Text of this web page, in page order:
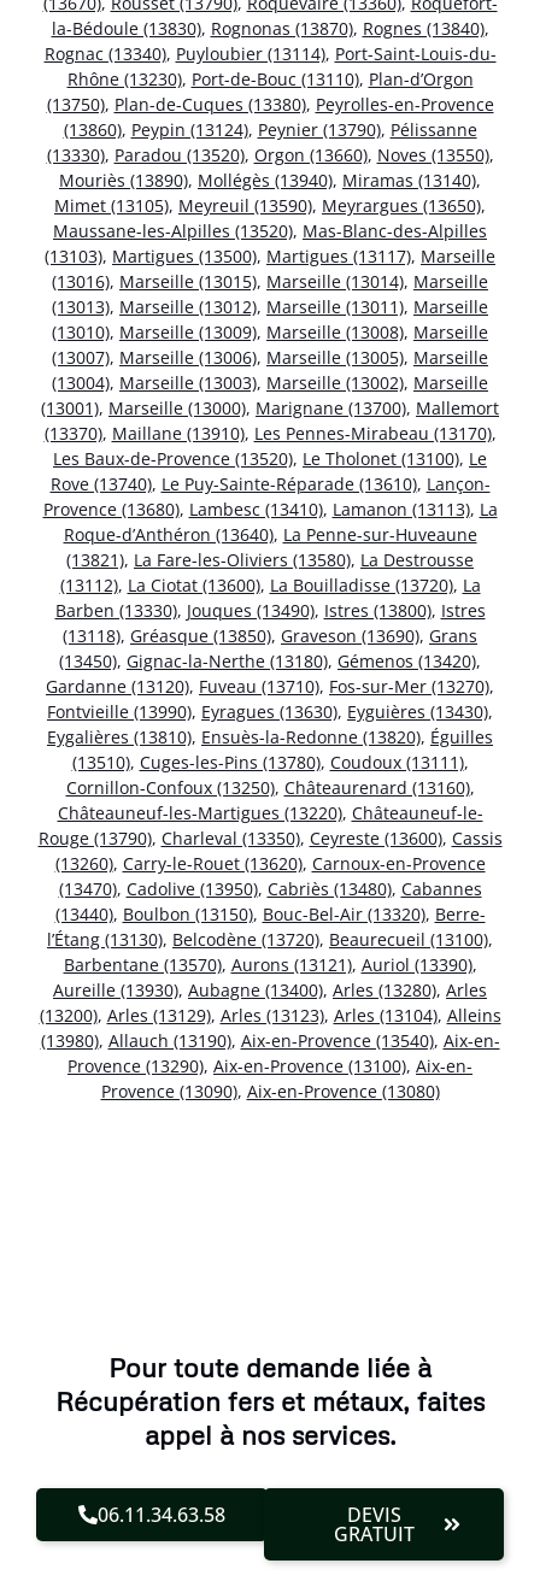
la-Bédoule (13830), Rognonas (13870), Rognes (13840),
Rognac (13340), Puyloubier (13114), Port-Saint-Louis-du-
Rhône (13230), Port-de-Bouc (13110), Plan-d’Orgon
(13750), Plan-de-Cuques (13380), Peyrolles-en-Provence
(13860), Peypin (13124), Peynier (13790), Pélissanne
(13330), Paradou (13520), Orgon (13660), Noves (13550),
Mouriès (13890), Mollégès (13940), Miramas (13140),
Mimet (13105), Meyreuil (13590), Meyrargues (13650),
Maussane-les-Alpilles (13520), Mas-Blanc-des-Alpilles
(13103), Martigues (13500), Martigues (13117), Marseille
(13016), Marseille (13015), Marseille (13014), Marseille
(13013), Marseille (13012), Marseille (13011), Marseille
(13010), Marseille (13009), Marseille (13008), Marseille
(13007), Marseille (13006), Marseille (13005), Marseille
(13004), Marseille (13003), Marseille (13002), Marseille
(13001), Marseille (13000), Marignane (13700), Mallemort
(13370), Maillane (13910), Les Pennes-Mirabeau (13170),
Les Baux-de-Provence (13520), Le Tholonet (13100), Le
Rove (13740), Le Puy-Sainte-Réparade (13610), Lançon-
Provence (13680), Lambesc (13410), Lamanon (13113), La
Roque-d’Anthéron (13640), La Penne-sur-Huveaune
(13821), La Fare-les-Oliviers (13580), La Destrousse
(13112), La Ciotat (13600), La Bouilladisse (13720), La
Barben (13330), Jouques (13490), Istres (13800), Istres
(13118), Gréasque (13850), Graveson (13690), Grans
(13450), Gignac-la-Nerthe (13180), Gémenos (13420),
Gardanne (13120), Fuveau (13710), Fos-sur-Mer (13270),
Fontvieille (13990), Eyragues (13630), Eyguières (13430),
Eygalières (13810), Ensuès-la-Redonne (13820), Éguilles
(13510), Cuges-les-Pins (13780), Coudoux (13111),
Cornillon-Confoux (13250), Châteaurenard (13160),
Châteauneuf-les-Martigues (13220), Châteauneuf-le-
Rouge (13790), Charleval (13350), Ceyreste (13600), Cassis
(13260), Carry-le-Rouet (13620), Carnoux-en-Provence
(13470), Cadolive (13950), Cabriès (13480), Cabannes
(13440), Boulbon (13150), Bouc-Bel-Air (13320), Berre-
l’Étang (13130), Belcodène (13720), Beaurecueil (13100),
Barbentane (13570), Aurons (13121), Auriol (13390),
Aureille (13930), Aubagne (13400), Arles (13280), Arles
(13200), Arles (13129), Arles (13123), Arles (13104), Alleins
(13980), Allauch (13190), Aix-en-Provence (13540), Aix-en-
Provence (13290), Aix-en-Provence (13100), Aix-en-
Provence (13090), Aix-en-Provence (13080)
Pour toute demande liée à
Récupération fers et métaux, faites
appel à nos services.
06.11.34.63.58 DEVIS
GRATUIT